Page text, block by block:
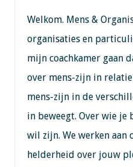
Welkom. Mens &
organisaties en
mijn coachkamer gaan
over mens-zijn in
mens-zijn in de
in beweegt. Over wie je
wil zijn. We werken aan
helderheid over jouw